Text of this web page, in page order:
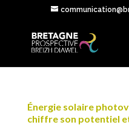
Énergie solaire
chiffre son potentiel